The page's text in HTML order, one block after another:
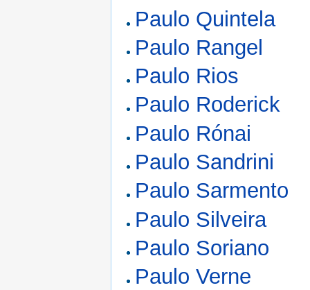
Paulo Quintela
Paulo Rangel
Paulo Rios
Paulo Roderick
Paulo Rónai
Paulo Sandrini
Paulo Sarmento
Paulo Silveira
Paulo Soriano
Paulo Verne